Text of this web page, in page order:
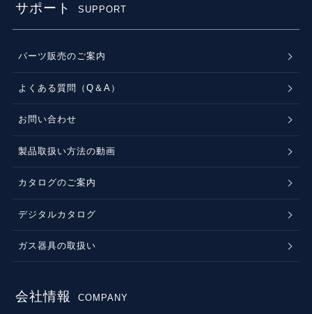
サポート SUPPORT
パーツ販売のご案内
よくある質問（Q＆A）
お問い合わせ
製品取扱い方法の動画
カタログのご案内
デジタルカタログ
ガス器具の取扱い
会社情報 COMPANY